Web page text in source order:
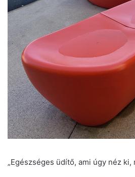
„Egészséges üdítő, ami úgy néz ki,